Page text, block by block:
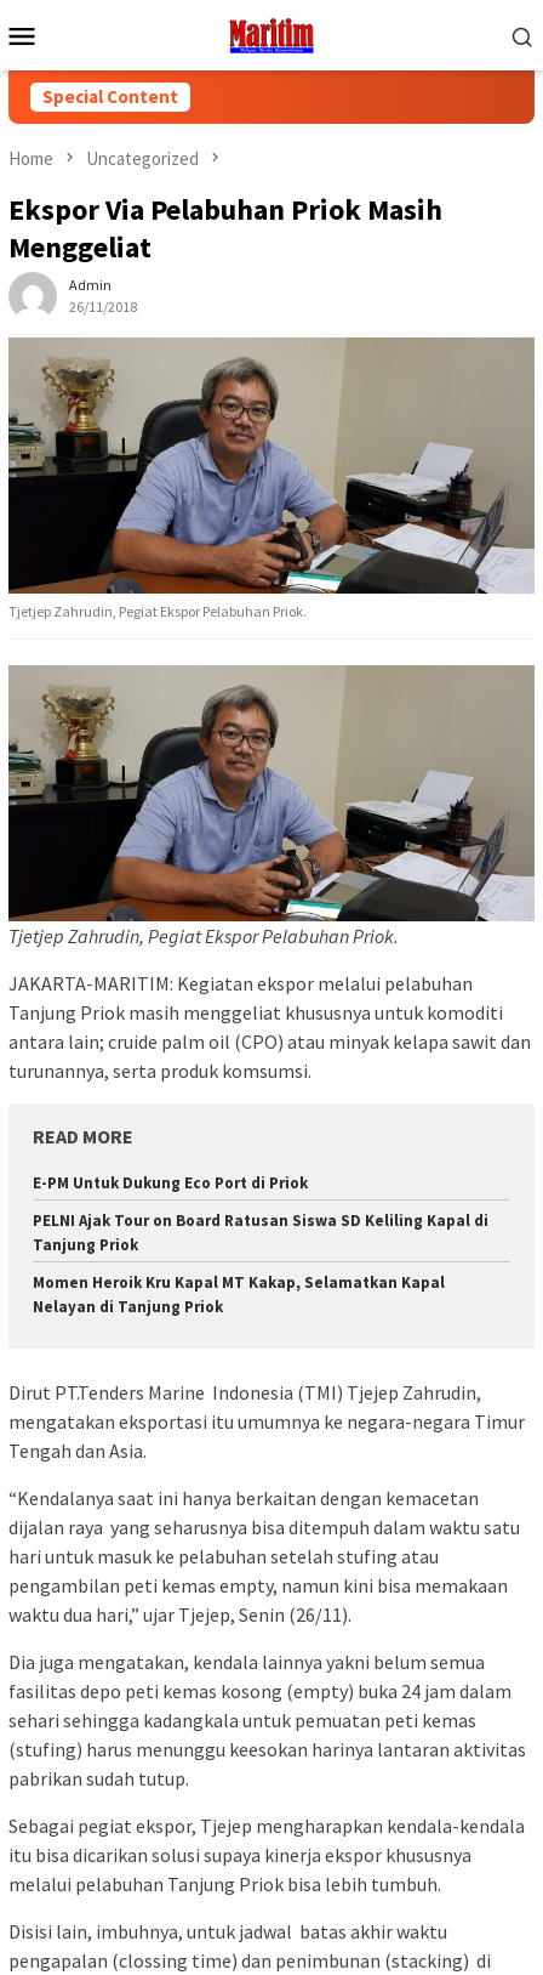
to
Menu
Special Content
Home Uncategorized
Ekspor Via Pelabuhan Priok Masih
Menggeliat
Admin
26/11/2018
Tjetjep Zahrudin, Pegiat Ekspor Pelabuhan Priok.
Tjetjep Zahrudin, Pegiat Ekspor Pelabuhan Priok.
JAKARTA-MARITIM: Kegiatan ekspor melalui pelabuhan
Tanjung Priok masih menggeliat khususnya untuk komoditi
antara lain; cruide palm oil (CPO) atau minyak kelapa sawit dan
turunannya, serta produk komsumsi.
READ MORE
E-PM Untuk Dukung Eco Port di Priok
PELNI Ajak Tour on Board Ratusan Siswa SD Keliling Kapal di
Tanjung Priok
Momen Heroik Kru Kapal MT Kakap, Selamatkan Kapal
Nelayan di Tanjung Priok
Dirut PT.Tenders Marine Indonesia (TMI) Tjejep Zahrudin,
mengatakan eksportasi itu umumnya ke negara-negara Timur
Tengah dan Asia.
“Kendalanya saat ini hanya berkaitan dengan kemacetan
dijalan raya yang seharusnya bisa ditempuh dalam waktu satu
hari untuk masuk ke pelabuhan setelah stufing atau
pengambilan peti kemas empty, namun kini bisa memakaan
waktu dua hari,” ujar Tjejep, Senin (26/11).
Dia juga mengatakan, kendala lainnya yakni belum semua
fasilitas depo peti kemas kosong (empty) buka 24 jam dalam
sehari sehingga kadangkala untuk pemuatan peti kemas
(stufing) harus menunggu keesokan harinya lantaran aktivitas
pabrikan sudah tutup.
Sebagai pegiat ekspor, Tjejep mengharapkan kendala-kendala
itu bisa dicarikan solusi supaya kinerja ekspor khususnya
melalui pelabuhan Tanjung Priok bisa lebih tumbuh.
Disisi lain, imbuhnya, untuk jadwal batas akhir waktu
pengapalan (clossing time) dan penimbunan (stacking) di